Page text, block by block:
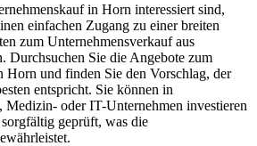
in Horn interessiert sind,
einfachen Zugang zu einer breiten
zum Unternehmensverkauf aus
Durchsuchen Sie die Angebote zum
Horn und finden Sie den Vorschlag, der
entspricht. Sie können in
Medizin- oder IT-Unternehmen investieren
geprüft, was die